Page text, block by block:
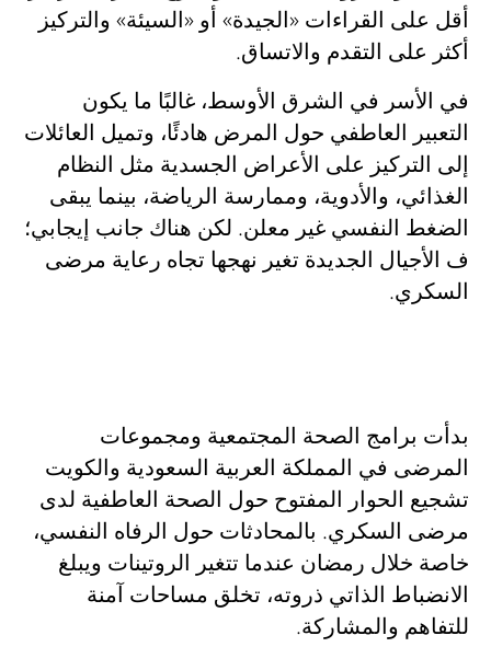
أقل على القراءات «الجيدة» أو «السيئة» والتركيز
أكثر على التقدم والاتساق.
في الأسر في الشرق الأوسط، غالبًا ما يكون
التعبير العاطفي حول المرض هادئًا، وتميل العائلات
إلى التركيز على الأعراض الجسدية مثل النظام
الغذائي، والأدوية، وممارسة الرياضة، بينما يبقى
الضغط النفسي غير معلن. لكن هناك جانب إيجابي؛
ف الأجيال الجديدة تغير نهجها تجاه رعاية مرضى
السكري.
بدأت برامج الصحة المجتمعية ومجموعات
المرضى في المملكة العربية السعودية والكويت
تشجيع الحوار المفتوح حول الصحة العاطفية لدى
مرضى السكري. بالمحادثات حول الرفاه النفسي،
خاصة خلال رمضان عندما تتغير الروتينات ويبلغ
الانضباط الذاتي ذروته، تخلق مساحات آمنة
للتفاهم والمشاركة.